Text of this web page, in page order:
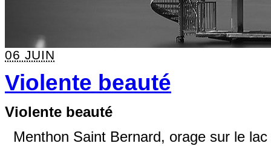
06 JUIN
Violente beauté
Violente beauté
Menthon Saint Bernard, orage sur le lac